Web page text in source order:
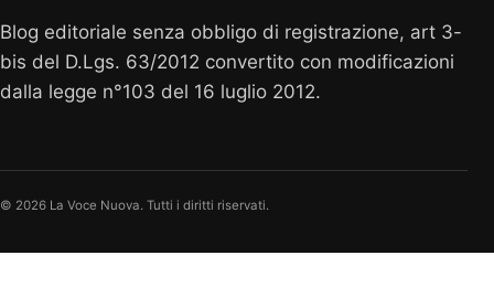
Blog editoriale senza obbligo di registrazione, art 3-
bis del D.Lgs. 63/2012 convertito con modificazioni
dalla legge n°103 del 16 luglio 2012.
© 2026 La Voce Nuova. Tutti i diritti riservati.